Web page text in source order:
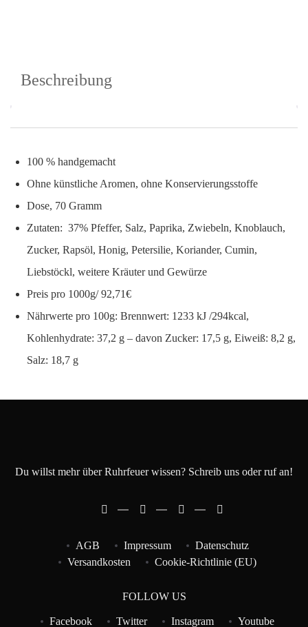
Beschreibung
100 % handgemacht
Ohne künstliche Aromen, ohne Konservierungsstoffe
Dose, 70 Gramm
Zutaten: 37% Pfeffer, Salz, Paprika, Zwiebeln, Knoblauch,
Zucker, Rapsöl, Honig, Petersilie, Koriander, Cumin,
Liebstöckl, weitere Kräuter und Gewürze
Preis pro 1000g/ 92,71€
Nährwerte pro 100g: Brennwert: 1233 kJ /294kcal,
Kohlenhydrate: 37,2 g – davon Zucker: 17,5 g, Eiweiß: 8,2 g,
Salz: 18,7 g
Du willst mehr über Ruhrfeuer wissen? Schreib uns oder ruf an!
AGB Impressum
Datenschutz
Versandkosten
Cookie-Richtlinie (EU)
FOLLOW US
Facebook Twitter Instagram Youtube